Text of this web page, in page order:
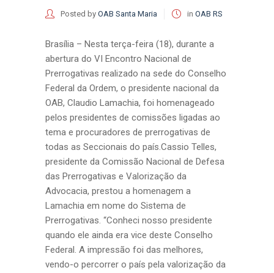
Posted by OAB Santa Maria in OAB RS
Brasília – Nesta terça-feira (18), durante a
abertura do VI Encontro Nacional de
Prerrogativas realizado na sede do Conselho
Federal da Ordem, o presidente nacional da
OAB, Claudio Lamachia, foi homenageado
pelos presidentes de comissões ligadas ao
tema e procuradores de prerrogativas de
todas as Seccionais do país.Cassio Telles,
presidente da Comissão Nacional de Defesa
das Prerrogativas e Valorização da
Advocacia, prestou a homenagem a
Lamachia em nome do Sistema de
Prerrogativas. “Conheci nosso presidente
quando ele ainda era vice deste Conselho
Federal. A impressão foi das melhores,
vendo-o percorrer o país pela valorização da